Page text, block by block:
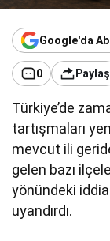
Google'da
0 Paylaş
Türkiye’de
tartışmaları
mevcut ili
gelen bazı
yönündeki
uyandırdı.